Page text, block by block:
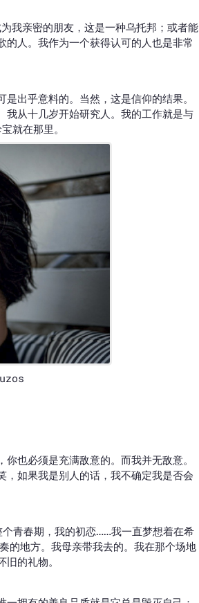
我亲密的朋友，这是一种乌托邦；或者能
人。我作为一个获得认可的人也是非常
出乎意料的。当然，这是信仰的结果。
我从十几岁开始研究人。我的工作就是与
就在那里。
也必须是充满敌意的。而我并无敌意。
，如果我是别人的话，我不确定我是否会
青春期，我的初恋……我一直梦想着在希
的地方。我母亲带我去的。我在那个场地
的礼物。